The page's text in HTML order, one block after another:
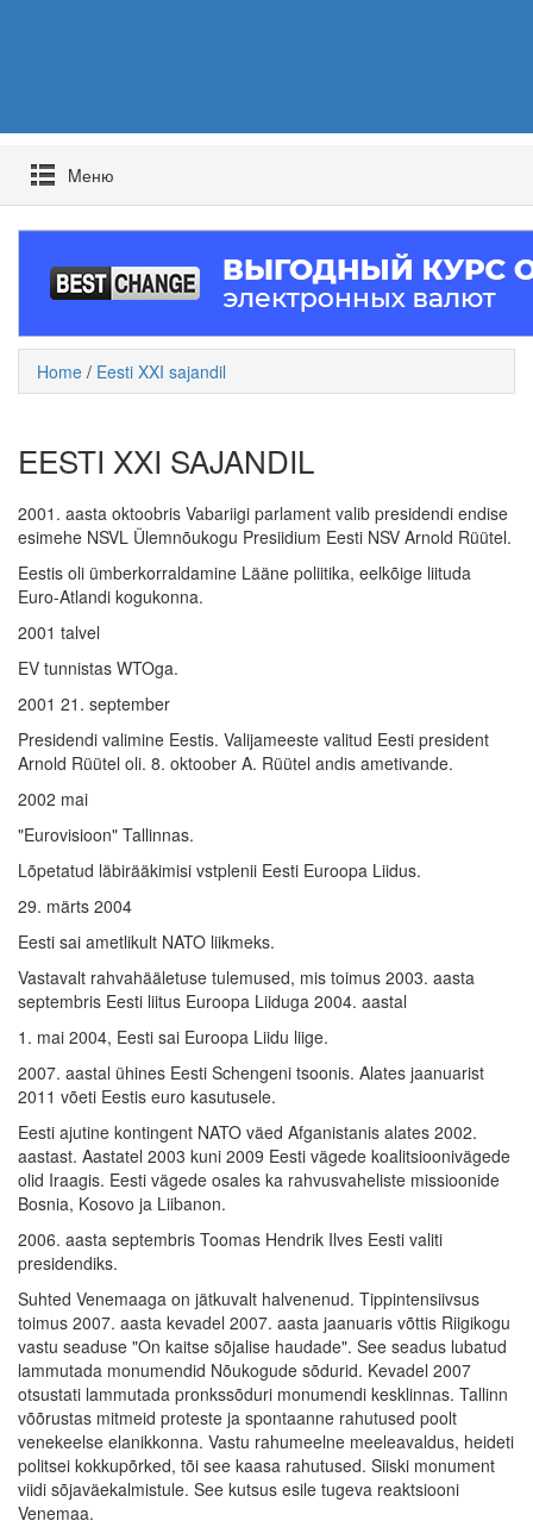
Mеню
Home / Eesti XXI sajandil
EESTI XXI SAJANDIL
2001. aasta oktoobris Vabariigi parlament valib presidendi endise
esimehe NSVL Ülemnõukogu Presiidium Eesti NSV Arnold Rüütel.
Eestis oli ümberkorraldamine Lääne poliitika, eelkõige liituda
Euro-Atlandi kogukonna.
2001 talvel
EV tunnistas WTOga.
2001 21. september
Presidendi valimine Eestis. Valijameeste valitud Eesti president
Arnold Rüütel oli. 8. oktoober A. Rüütel andis ametivande.
2002 mai
"Eurovisioon" Tallinnas.
Lõpetatud läbirääkimisi vstplenii Eesti Euroopa Liidus.
29. märts 2004
Eesti sai ametlikult NATO liikmeks.
Vastavalt rahvahääletuse tulemused, mis toimus 2003. aasta
septembris Eesti liitus Euroopa Liiduga 2004. aastal
1. mai 2004, Eesti sai Euroopa Liidu liige.
2007. aastal ühines Eesti Schengeni tsoonis. Alates jaanuarist
2011 võeti Eestis euro kasutusele.
Eesti ajutine kontingent NATO väed Afganistanis alates 2002.
aastast. Aastatel 2003 kuni 2009 Eesti vägede koalitsioonivägede
olid Iraagis. Eesti vägede osales ka rahvusvaheliste missioonide
Bosnia, Kosovo ja Liibanon.
2006. aasta septembris Toomas Hendrik Ilves Eesti valiti
presidendiks.
Suhted Venemaaga on jätkuvalt halvenenud. Tippintensiivsus
toimus 2007. aasta kevadel 2007. aasta jaanuaris võttis Riigikogu
vastu seaduse "On kaitse sõjalise haudade". See seadus lubatud
lammutada monumendid Nõukogude sõdurid. Kevadel 2007
otsustati lammutada pronkssõduri monumendi kesklinnas. Tallinn
võõrustas mitmeid proteste ja spontaanne rahutused poolt
venekeelse elanikkonna. Vastu rahumeelne meeleavaldus, heideti
politsei kokkupõrked, tõi see kaasa rahutused. Siiski monument
viidi sõjaväekalmistule. See kutsus esile tugeva reaktsiooni
Venemaa.